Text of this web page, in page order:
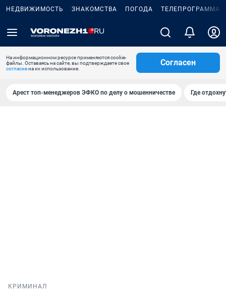
НЕДВИЖИМОСТЬ ЗНАКОМСТВА ПОГОДА ТЕЛЕПРОГРАММА
На информационном ресурсе применяются cookie-
файлы. Оставаясь на сайте, вы подтверждаете свое
согласиена их использование.
Согласен
Арест топ-менеджеров ЭФКО по делу о мошенничестве Где
КРИМИНАЛ